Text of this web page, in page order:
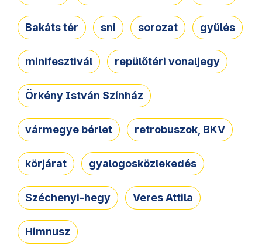
Bakáts tér sni sorozat gyűlés
minifesztivál repülőtéri vonaljegy
Örkény István Színház
vármegye bérlet retrobuszok, BKV
körjárat gyalogosközlekedés
Széchenyi-hegy Veres Attila
Himnusz